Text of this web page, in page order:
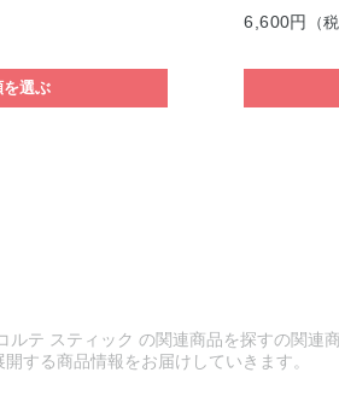
を選ぶ
6,600円 （
ルテ スティック の関連商品を探すの関
する商品情報をお届けしていきます。